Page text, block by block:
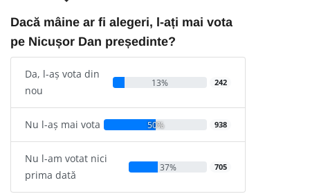
Dacă mâine ar fi alegeri, l-ați mai vota
pe Nicușor Dan președinte?
Da, l-aș vota din
nou
13% 242
Nu l-aș mai vota 50% 938
Nu l-am votat nici
prima dată
37% 705